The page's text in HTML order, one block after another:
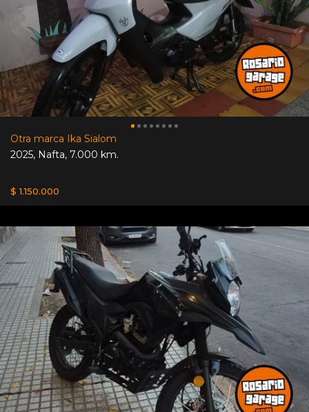
Otra marca Ika Sialom
2025, Nafta, 7.000 km.
$ 1.150.000